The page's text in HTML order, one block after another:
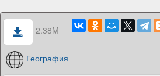
2.38M
География